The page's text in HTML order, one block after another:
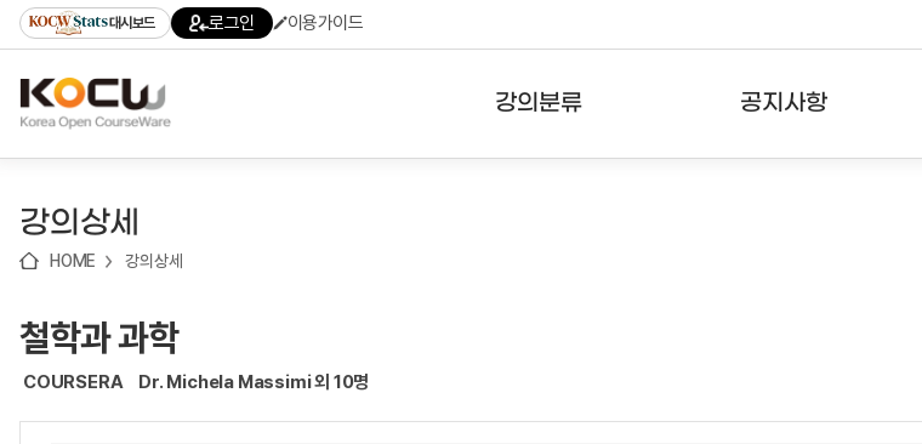
기
기
기
content)
가
대시보드 로그인 이용가이드
강의분류 공지사항
강의상세
HOME 강의상세
철학과 과학
COURSERA Dr. Michela Massimi 외 10명